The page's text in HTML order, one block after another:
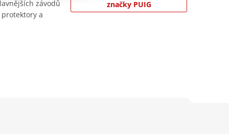
závodů
a
značky PUIG